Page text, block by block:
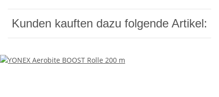
Kunden kauften dazu folgende Artikel: